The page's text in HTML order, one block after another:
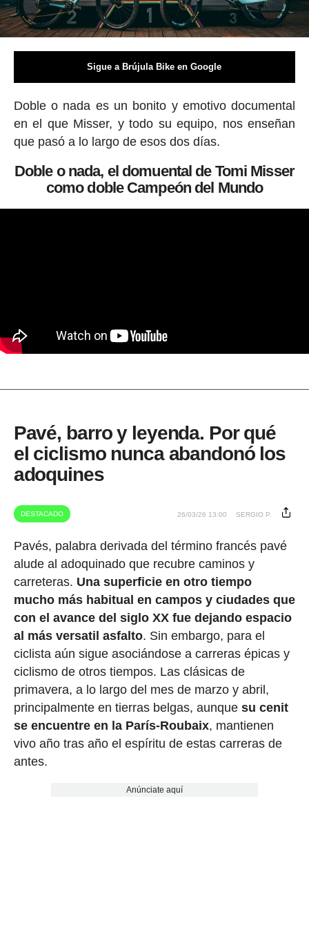
Sigue a Brújula Bike en Google
Doble o nada es un bonito y emotivo documental
en el que Misser, y todo su equipo, nos enseñan
que pasó a lo largo de esos dos días.
Doble o nada, el domuental de Tomi Misser
como doble Campeón del Mundo
Pavé, barro y leyenda. Por qué
el ciclismo nunca abandonó los
adoquines
DESTACADO 26/03/26 13:00 SERGIO P.
Pavés, palabra derivada del término francés pavé
alude al adoquinado que recubre caminos y
carreteras. Una superficie en otro tiempo
mucho más habitual en campos y ciudades que
con el avance del siglo XX fue dejando espacio
al más versatil asfalto. Sin embargo, para el
ciclista aún sigue asociándose a carreras épicas y
ciclismo de otros tiempos. Las clásicas de
primavera, a lo largo del mes de marzo y abril,
principalmente en tierras belgas, aunque su cenit
se encuentre en la París-Roubaix, mantienen
vivo año tras año el espíritu de estas carreras de
antes.
Anúnciate aquí